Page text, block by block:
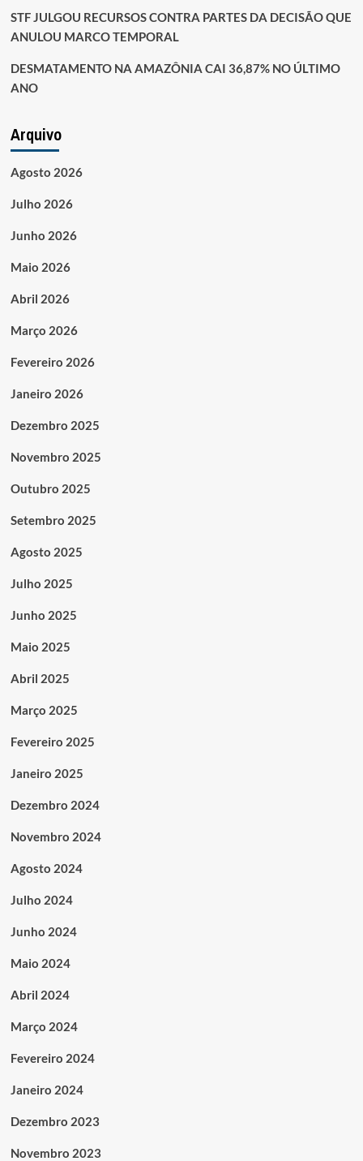
STF JULGOU RECURSOS CONTRA PARTES DA DECISÃO QUE
ANULOU MARCO TEMPORAL
DESMATAMENTO NA AMAZÔNIA CAI 36,87% NO ÚLTIMO
ANO
Arquivo
Agosto 2026
Julho 2026
Junho 2026
Maio 2026
Abril 2026
Março 2026
Fevereiro 2026
Janeiro 2026
Dezembro 2025
Novembro 2025
Outubro 2025
Setembro 2025
Agosto 2025
Julho 2025
Junho 2025
Maio 2025
Abril 2025
Março 2025
Fevereiro 2025
Janeiro 2025
Dezembro 2024
Novembro 2024
Agosto 2024
Julho 2024
Junho 2024
Maio 2024
Abril 2024
Março 2024
Fevereiro 2024
Janeiro 2024
Dezembro 2023
Novembro 2023